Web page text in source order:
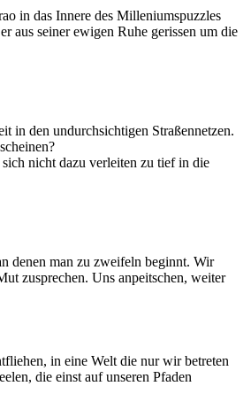
in das Innere des Milleniumspuzzles
aus seiner ewigen Ruhe gerissen um die
in den undurchsichtigen Straßennetzen.
nicht dazu verleiten zu tief in die
denen man zu zweifeln beginnt. Wir
zusprechen. Uns anpeitschen, weiter
hinaus zu wachsen:
zu Verunsicherung und Furcht führen.
aber wohl fest. Die Schurkenliga ist
in eine Welt die nur wir betreten
die einst auf unseren Pfaden